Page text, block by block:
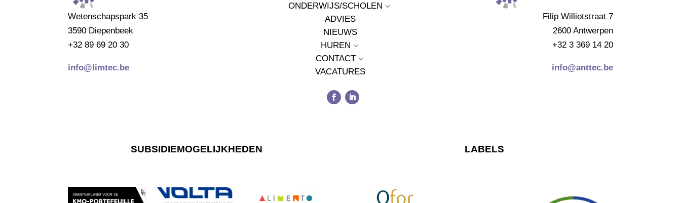
Wetenschapspark 35
3590 Diepenbeek
+32 89 69 20 30
info@limtec.be
ONDERWIJS/SCHOLEN 3
ADVIES
NIEUWS
HUREN 3
CONTACT3
VACATURES
Filip Williotstraat 7
2600 Antwerpen
+32 3 369 14 20
info@anttec.be
SUBSIDIEMOGELIJKHEDEN LABELS